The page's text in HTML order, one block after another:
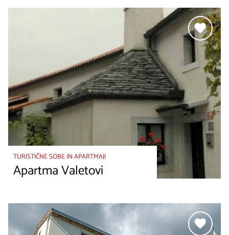
TURISTIČNE SOBE IN APARTMAJI
Apartma Valetovi